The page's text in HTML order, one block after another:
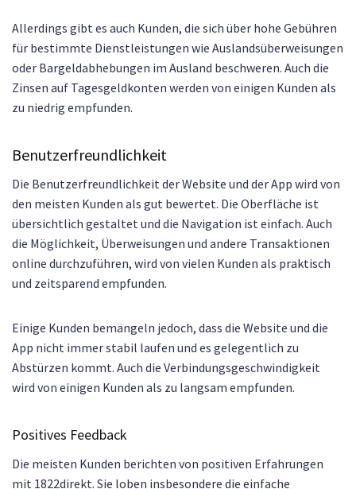
Allerdings gibt es auch Kunden, die sich über hohe Gebühren
für bestimmte Dienstleistungen wie Auslandsüberweisungen
oder Bargeldabhebungen im Ausland beschweren. Auch die
Zinsen auf Tagesgeldkonten werden von einigen Kunden als
zu niedrig empfunden.
Benutzerfreundlichkeit
Die Benutzerfreundlichkeit der Website und der App wird von
den meisten Kunden als gut bewertet. Die Oberfläche ist
übersichtlich gestaltet und die Navigation ist einfach. Auch
die Möglichkeit, Überweisungen und andere Transaktionen
online durchzuführen, wird von vielen Kunden als praktisch
und zeitsparend empfunden.
Einige Kunden bemängeln jedoch, dass die Website und die
App nicht immer stabil laufen und es gelegentlich zu
Abstürzen kommt. Auch die Verbindungsgeschwindigkeit
wird von einigen Kunden als zu langsam empfunden.
Positives Feedback
Die meisten Kunden berichten von positiven Erfahrungen
mit 1822direkt. Sie loben insbesondere die einfache